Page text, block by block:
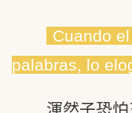
Cuando
palabras, lo